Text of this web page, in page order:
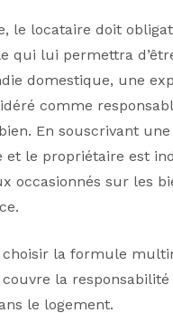
le locataire doit
qui lui permettra
domestique, une
comme
En souscrivant
le propriétaire est
occasionnés sur les
la formule
la
le logement.